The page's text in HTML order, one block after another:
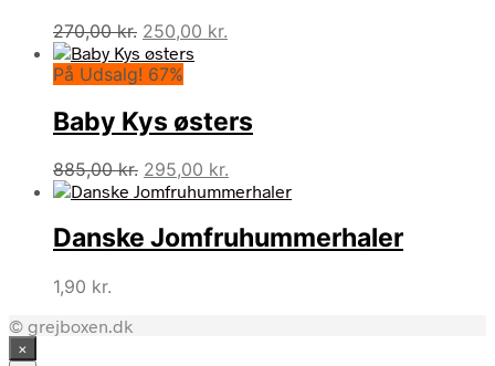
270,00kr. Den
oprindelige
pris
270,00 kr..
250,00 kr.
250,00 kr..
På Udsalg! 67%
Baby Kys østers
885,00kr. Den
oprindelige
var:
885,00 kr..
295,00 kr.
aktuelle
er:
295,00 kr..
Danske Jomfruhummerhaler
1,90 kr.
© grejboxen.dk
×